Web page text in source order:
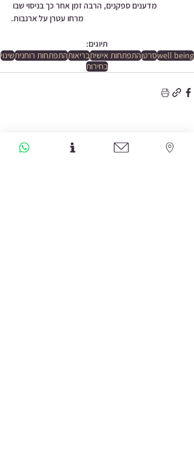
מדענים ספקנים, הרבה זמן אחר כך בניסוי שבו
מרחו עטרן על ארנבות.
תיוגים:
well beingסרטןהתפתחות אישיתבריאותהתפתחות רוחניתשינוי
בחירות
פוסטים אחרונים